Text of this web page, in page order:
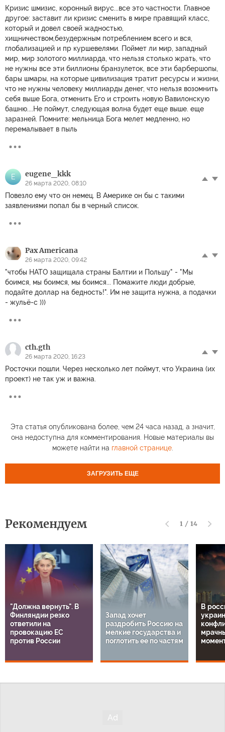
Кризис шмизис, коронный вирус...все это частности. Главное
другое: заставит ли кризис сменить в мире правящий класс,
который и довел своей жадностью,
хищничеством,безудержным потреблением всего и вся,
глобализацией и пр куршевелями. Поймет ли мир, западный
мир, мир золотого миллиарда, что нельзя столько жрать, что
не нужны все эти биллионы бранзулеток, все эти барбершопы,
бары шмары, на которые цивилизация тратит ресурсы и жизни,
что не нужны человеку миллиарды денег, что нельзя возомнить
себя выше Бога, отменить Его и строить новую Вавилонскую
башню....Не поймут, следующая волна будет еще выше. еще
заразней. Помните: мельница Бога мелет медленно, но
перемалывает в пыль
E eugene_kkk
26 марта 2020, 08:10
Повезло ему что он немец. В Америке он бы с такими
заявлениями попал бы в черный список.
Pax Americana
26 марта 2020, 09:42
"чтобы НАТО защищала страны Балтии и Польшу" - "Мы
боимся, мы боимся, мы боимся... Помажите люди добрые,
подайте доллар на бедность!". Им не защита нужна, а подачки
- жульё-с )))
cth.gth
26 марта 2020, 16:23
Росточки пошли. Через несколько лет поймут, что Украина (их
проект) не так уж и важна.
Эта статья опубликована более, чем 24 часа назад, а значит,
она недоступна для комментирования. Новые материалы вы
можете найти на главной странице.
ЗАГРУЗИТЬ ЕЩЕ
Рекомендуем 1 / 14
"Должна вернуть". В
Финляндии резко
ответили на
провокацию ЕС
против России
Запад хочет
раздробить Россию на
мелкие государства и
поглотить ее по частям
В